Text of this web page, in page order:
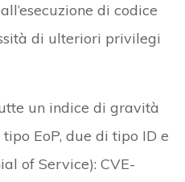
di codice
di ulteriori privilegi
un indice di gravità
EoP, due di tipo ID e
of Service): CVE-